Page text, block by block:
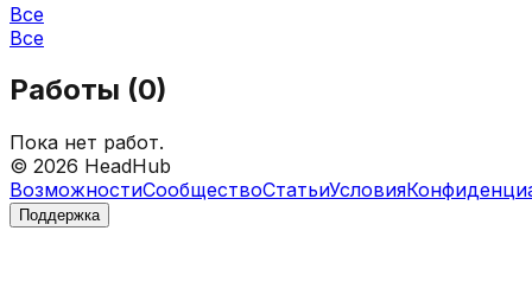
Все
Все
Работы (0)
Пока нет работ.
© 2026 HeadHub
ВозможностиСообществоСтатьиУсловия
Поддержка